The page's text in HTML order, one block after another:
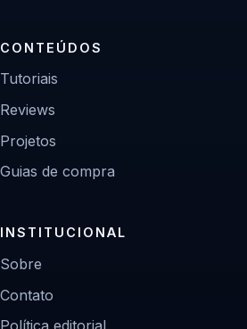
CONTEÚDOS
Tutoriais
Reviews
Projetos
Guias de compra
INSTITUCIONAL
Sobre
Contato